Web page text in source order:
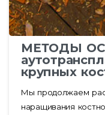
МЕТОДЫ
крупных
Мы продолжаем
наращивания